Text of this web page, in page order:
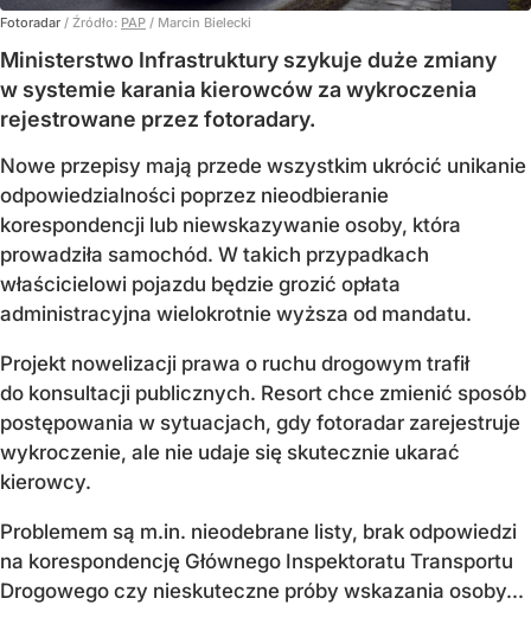
Fotoradar / Źródło: PAP / Marcin Bielecki
Ministerstwo Infrastruktury szykuje duże zmiany
w systemie karania kierowców za wykroczenia
rejestrowane przez fotoradary.
Nowe przepisy mają przede wszystkim ukrócić unikanie
odpowiedzialności poprzez nieodbieranie
korespondencji lub niewskazywanie osoby, która
prowadziła samochód. W takich przypadkach
właścicielowi pojazdu będzie grozić opłata
administracyjna wielokrotnie wyższa od mandatu.
Projekt nowelizacji prawa o ruchu drogowym trafił
do konsultacji publicznych. Resort chce zmienić sposób
postępowania w sytuacjach, gdy fotoradar zarejestruje
wykroczenie, ale nie udaje się skutecznie ukarać
kierowcy.
Problemem są m.in. nieodebrane listy, brak odpowiedzi
na korespondencję Głównego Inspektoratu Transportu
Drogowego czy nieskuteczne próby wskazania osoby...